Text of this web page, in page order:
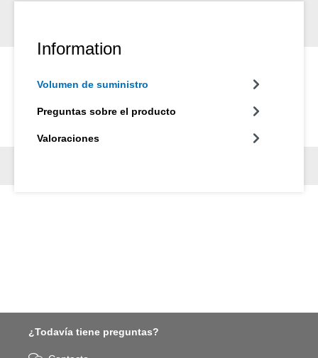
Information
Volumen de suministro
Preguntas sobre el producto
Valoraciones
¿Todavía tiene preguntas?